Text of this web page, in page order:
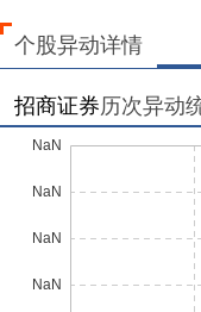
个股异动详情
招商证券历次异动